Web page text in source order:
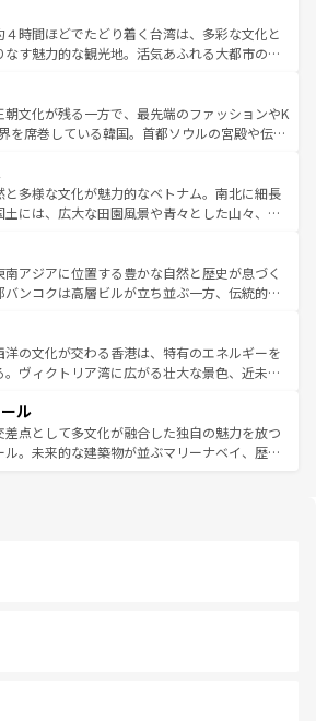
のスタイルだ。 なお、新着のアメリカ
テンツ一覧を参照してほしい。
なしの心で訪れる人々を迎えてくれるハワイの
しいローカルフードやハワイアンミュージッ
なフラダンスなど、すべてがハワイの魅力を彩
ってほしい。 なお、新着のハワイ情報
ツ一覧を参照してほしい。
や大陸中央部にそびえるウルル（エアーズロッ
マニアの美しい原生林やケアンズの熱帯雨林な
ろがたくさん。また、カフェやワイン、オージ
ィビティも充実しており、サーフィンやダイ
イキングなど、アウトドア好きにはたまらな
トラリアの多彩な魅力を存分に味わいつくそ
い。
４時間ほどでたどり着く台湾は、多彩な文化と
なす魅力的な観光地。活気あふれる大都市の台
な山岳地帯である台湾東部など、都市の喧騒
けさが共存しており、訪れる人に新しい発見と
らしてくれる。また、奥深い台湾の食文化も魅
評判のスイーツなど、バラエティ豊かな料理
が味わえる。 なお、新着の台湾情報は コンテンツ一覧を参
い。
朝文化が残る一方で、最先端のファッションやK
を席巻している韓国。首都ソウルの宮殿や伝統
を延ばせば四季折々の自然美を楽しむことが
して、キムチや焼肉、絶品のストリートフード
ざまな韓国料理が待っている。夜には、韓国な
まれながら、韓国の多彩な魅力を心ゆくまで味
わってみてほしい。 なお、新着の韓国情報はコンテンツ一
てほしい。
と多様な文化が魅力的なベトナム。南北に細長
土には、広大な田園風景や青々とした山々、世
と共に伝統が息づく。ハノイの古い町並みやホ
のフランス統治時代の建物も、独特の雰囲気を
いる。また、バラエティの豊かさとおいしさで
やバインミー、ベトナムコーヒーなどは、ぜ
わいたい。どの地域を訪れてもあたたかい人々
迎えてくれるので、きっと忘れられない旅にな
い。
南アジアに位置する豊かな自然と歴史が息づく
バンコクは高層ビルが立ち並ぶ一方、伝統的な
している。北部ではチェンマイなどの山岳地
触れ合い、南部ではプーケットやクラビの美し
リゾート気分を楽しむことができる。タイ料理
候は一年中温暖で、どの季節にも異なる楽しみ
る。親しみやすいタイの人々、仏教を中心とし
して多様な観光資源が、訪れる旅人を魅了し続
洋の文化が交わる香港は、特有のエネルギーを
。ヴィクトリア湾に広がる壮大な景色、近未来
訪れても感動するはず。観光スポットが密集し
率よく見どころを回れるのも魅力。息をのむよ
ら文化的な体験まで、香港を存分に楽しみ尽く
ル
差点として多文化が融合した独自の魅力を放つ
ル。未来的な建築物が並ぶマリーナベイ、歴史
ズは地元の風情を楽しめる外せないスポット